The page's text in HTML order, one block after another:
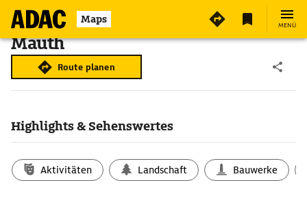
Maps MENÜ
Mauth
Route planen
Highlights & Sehenswertes
Aktivitäten Landschaft Bauwerke